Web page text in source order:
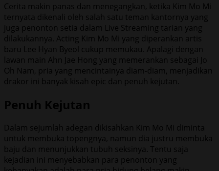
Cerita makin panas dan menegangkan, ketika Kim Mo Mi
ternyata dikenali oleh salah satu teman kantornya yang
juga penonton setia dalam Live Streaming tarian yang
dilakukannya. Acting Kim Mo Mi yang diperankan artis
baru Lee Hyan Byeol cukup memukau. Apalagi dengan
lawan main Ahn Jae Hong yang memerankan sebagai Jo
Oh Nam, pria yang mencintainya diam-diam, menjadikan
drakor ini banyak kisah epic dan penuh kejutan.
Penuh Kejutan
Dalam sejumlah adegan dikisahkan Kim Mo Mi diminta
untuk membuka topengnya, namun dia justru membuka
baju dan menunjukkan tubuh seksinya. Tentu saja
kejadian ini menyebabkan para penonton yang